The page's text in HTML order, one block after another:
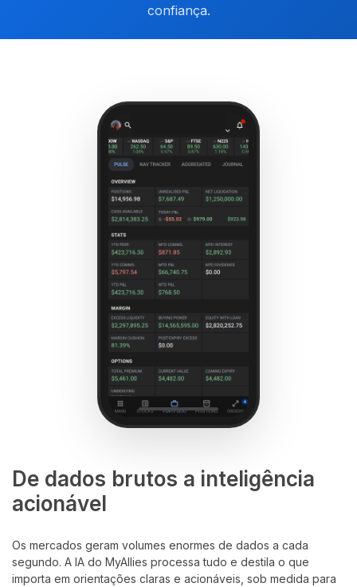
confiança.
De dados brutos a inteligência
acionável
Os mercados geram volumes enormes de dados a cada
segundo. A IA do MyAllies processa tudo e destila o que
importa em orientações claras e acionáveis, sob medida para